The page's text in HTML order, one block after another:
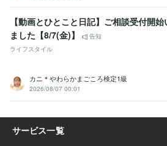
【動画とひとこと日記】ご相談受付開始
ました【8/7(金)】
告知
ライフスタイル
カニ＊やわらかまごころ検定1級
2026/08/07 00:01